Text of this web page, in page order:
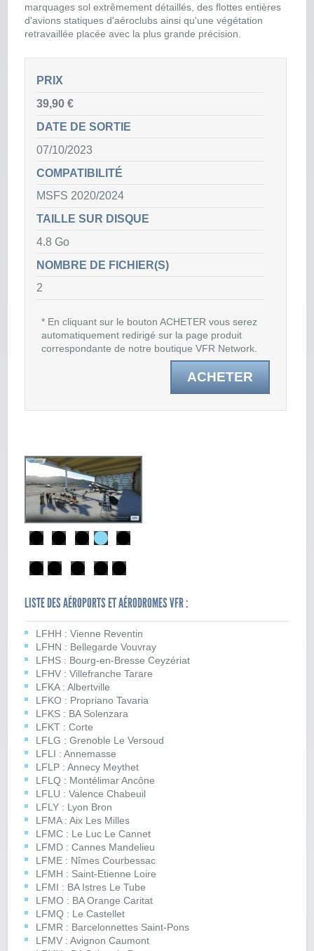
marquages sol extrêmement détaillés, des flottes entières
d'avions statiques d'aéroclubs ainsi qu'une végétation
retravaillée placée avec la plus grande précision.
PRIX
39,90 €
DATE DE SORTIE
07/10/2023
COMPATIBILITÉ
MSFS 2020/2024
TAILLE SUR DISQUE
4.8 Go
NOMBRE DE FICHIER(S)
2
ACHETER
* En cliquant sur le bouton ACHETER vous serez
automatiquement redirigé sur la page produit
correspondante de notre boutique VFR Network.
LISTE DES AÉROPORTS ET AÉRODROMES VFR :
LFHH : Vienne Reventin
LFHN : Bellegarde Vouvray
LFHS : Bourg-en-Bresse Ceyzériat
LFHV : Villefranche Tarare
LFKA : Albertville
LFKO : Propriano Tavaria
LFKS : BA Solenzara
LFKT : Corte
LFLG : Grenoble Le Versoud
LFLI : Annemasse
LFLP : Annecy Meythet
LFLQ : Montélimar Ancône
LFLU : Valence Chabeuil
LFLY : Lyon Bron
LFMA : Aix Les Milles
LFMC : Le Luc Le Cannet
LFMD : Cannes Mandelieu
LFME : Nîmes Courbessac
LFMH : Saint-Etienne Loire
LFMI : BA Istres Le Tube
LFMO : BA Orange Caritat
LFMQ : Le Castellet
LFMR : Barcelonnettes Saint-Pons
LFMV : Avignon Caumont